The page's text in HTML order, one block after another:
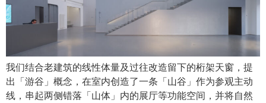
我们结合老建筑的线性体量及过往改造留下的桁架天窗，提
出「游谷」概念，在室内创造了一条「山谷」作为参观主动
线，串起两侧错落「山体」内的展厅等功能空间，并将自然